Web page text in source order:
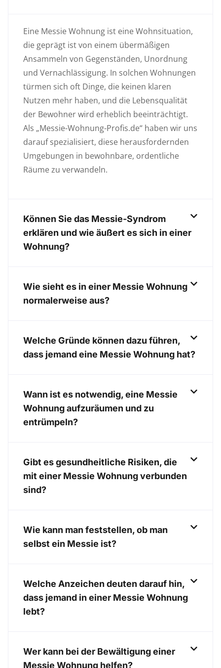
Eine Messie Wohnung ist eine Wohnsituation,
die geprägt ist von einem übermäßigen
Ansammeln von Gegenständen, Unordnung
und Vernachlässigung. In solchen Wohnungen
türmen sich oft Dinge, die keinen klaren
Nutzen mehr haben, und die Lebensqualität
der Bewohner wird erheblich beeinträchtigt.
Als „Messie-Wohnung-Profis.de“ haben wir uns
darauf spezialisiert, diese herausfordernden
Umgebungen in bewohnbare, ordentliche
Räume zu verwandeln.
Können Sie das Messie-Syndrom
erklären und wie äußert es sich in einer
Wohnung?
Wie sieht es in einer Messie Wohnung
normalerweise aus?
Welche Gründe können dazu führen,
dass jemand eine Messie Wohnung hat?
Wann ist es notwendig, eine Messie
Wohnung aufzuräumen und zu
entrümpeln?
Gibt es gesundheitliche Risiken, die
mit einer Messie Wohnung verbunden
sind?
Wie kann man feststellen, ob man
selbst ein Messie ist?
Welche Anzeichen deuten darauf hin,
dass jemand in einer Messie Wohnung
lebt?
Wer kann bei der Bewältigung einer
Messie Wohnung helfen?